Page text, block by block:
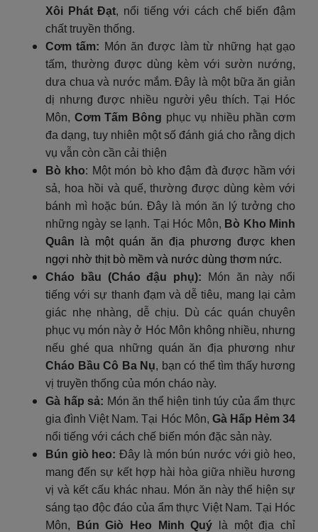
Xôi Phát Đạt, nổi tiếng với cách chế biến đậm
chất truyền thống.
Cơm tấm: Món ăn được làm từ những hạt gạo
tấm, thường được dùng kèm với sườn nướng,
dưa chua và nước mắm. Đây là một bữa ăn giản
dị nhưng được nhiều người yêu thích. Tại Hóc
Môn, Cơm Tấm Bông phục vụ nhiều phần cơm
đa dạng, tuy nhiên một số đánh giá cho rằng dịch
vụ vẫn còn cần cải thiện
Bò kho: Một món bò kho đậm đà được hầm với
sả, hoa hồi và quế, thường được dùng kèm với
bánh mì hoặc bún. Đây là món ăn lý tưởng cho
những ngày se lạnh. Tại Hóc Môn, Bò Kho Minh
Quân
là một quán ăn địa phương được khen
ngợi nhờ thịt bò mềm và nước dùng thơm nức.
Cháo bầu (Cháo đậu phụ):
Món ăn này nổi
tiếng với sự thanh đạm và dễ tiêu, mang lại cảm
giác nhẹ nhàng, dễ chịu. Dù các quán chuyên
phục vụ món này ở Hóc Môn không nhiều, nhưng
nếu ghé qua những quán ăn địa phương như
Cháo Bầu Cô Ba Nụ, bạn có thể tìm thấy hương
vị truyền thống của món cháo này.
Gà hấp sả: Món ăn thể hiện tinh túy của ẩm thực
gia đình Việt Nam. Tại Hóc Môn, Gà Hấp Hẻm 34
nổi tiếng với cách chế biến món đặc sản này.
Bún giò heo:Đây là món bún nước với giò heo,
mang đến sự kết hợp hài hòa giữa nhiều hương
vị và kết cấu khác nhau. Món ăn này thể hiện sự
sáng tạo độc đáo của ẩm thực Việt Nam. Tại Hóc
Môn,
Bún Giò Heo Minh Quý là một địa chỉ